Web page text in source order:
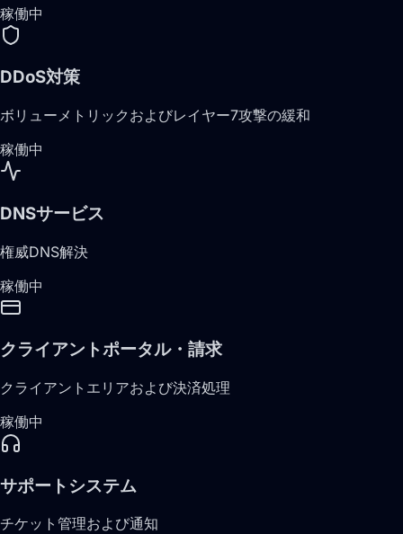
稼働中
DDoS対策
ボリューメトリックおよびレイヤー7攻撃の緩和
稼働中
DNSサービス
権威DNS解決
稼働中
クライアントポータル・請求
クライアントエリアおよび決済処理
稼働中
サポートシステム
チケット管理および通知